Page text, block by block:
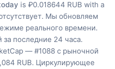
is ₽0.018644 RUB with a
Мы обновляем
реального времени.
последние 24 часа.
— #1088 с рыночной
RUB. Циркулирующее